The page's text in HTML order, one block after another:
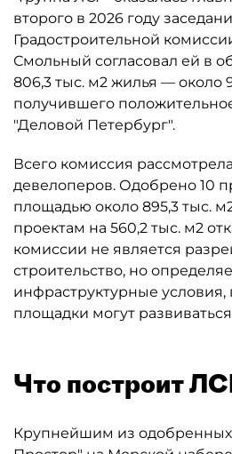
второго в 2026 году
Градостроительной
Смольный согласовал ей в
806,3 тыс. м2 жилья — около
получившего
"Деловой Петербург".
Всего комиссия
девелоперов. Одобрено 10
площадью около 895,3 тыс.
проектам на 560,2 тыс. м2
комиссии не является
строительство, но
инфраструктурные условия,
площадки могут
Что построит
Крупнейшим из одобренных